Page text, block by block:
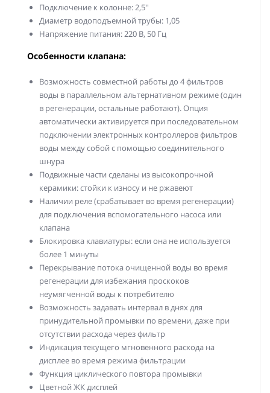
Подключение к колонне: 2,5''
Диаметр водоподъемной трубы: 1,05
Напряжение питания: 220 В, 50 Гц
Особенности клапана:
Возможность совместной работы до 4 фильтров
воды в параллельном альтернативном режиме (один
в регенерации, остальные работают). Опция
автоматически активируется при последовательном
подключении электронных контроллеров фильтров
воды между собой с помощью соединительного
шнура
Подвижные части сделаны из высокопрочной
керамики: стойки к износу и не ржавеют
Наличии реле (срабатывает во время регенерации)
для подключения вспомогательного насоса или
клапана
Блокировка клавиатуры: если она не используется
более 1 минуты
Перекрывание потока очищенной воды во время
регенерации для избежания проскоков
неумягченной воды к потребителю
Возможность задавать интервал в днях для
принудительной промывки по времени, даже при
отсутствии расхода через фильтр
Индикация текущего мгновенного расхода на
дисплее во время режима фильтрации
Функция циклического повтора промывки
Цветной ЖК дисплей